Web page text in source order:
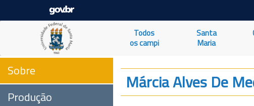
Todos
os campi
Santa
Maria
Sobre
Produção
Márcia Alves De